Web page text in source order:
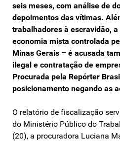
seis meses, com análise de
depoimentos das vítimas.
trabalhadores à escravidão,
economia mista controlada
Minas Gerais – é acusada
ilegal e contratação de
Procurada pela Repórter
posicionamento negando as
O relatório de fiscalização
do Ministério Público do
(20), a procuradora Luciana